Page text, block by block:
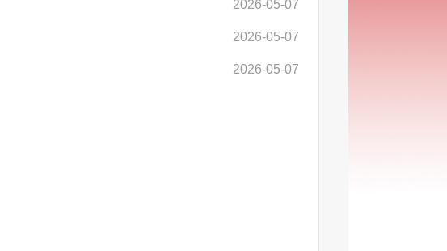
2026-05-07
2026-05-07
2026-05-07